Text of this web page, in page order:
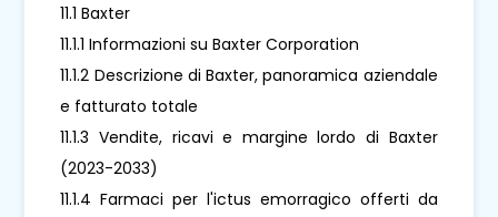
11.1 Baxter
11.1.1 Informazioni su Baxter Corporation
11.1.2 Descrizione di Baxter, panoramica aziendale
e fatturato totale
11.1.3 Vendite, ricavi e margine lordo di Baxter
(2023-2033)
11.1.4 Farmaci per l'ictus emorragico offerti da